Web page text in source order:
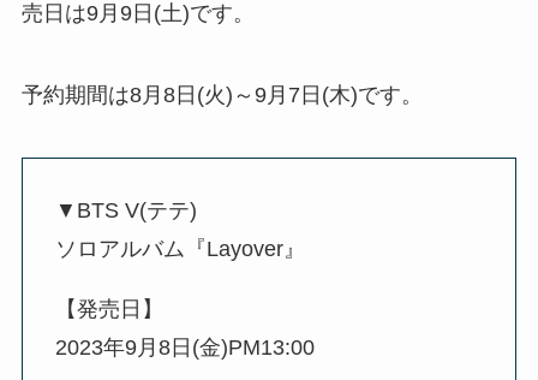
売日は9月9日(土)です。
予約期間は8月8日(火)～9月7日(木)です。
▼BTS V(テテ)
ソロアルバム『Layover』
【発売日】
2023年9月8日(金)PM13:00